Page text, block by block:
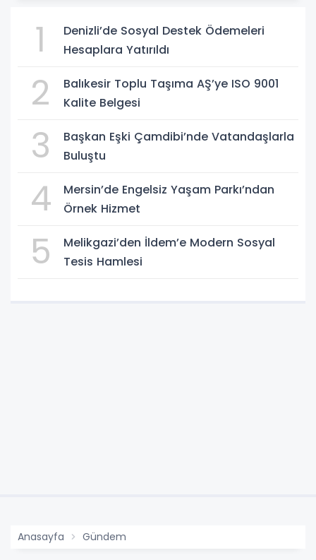
1
Denizli’de Sosyal Destek Ödemeleri
Hesaplara Yatırıldı
2
Balıkesir Toplu Taşıma AŞ’ye ISO 9001
Kalite Belgesi
3
Başkan Eşki Çamdibi’nde Vatandaşlarla
Buluştu
4
Mersin’de Engelsiz Yaşam Parkı’ndan
Örnek Hizmet
5
Melikgazi’den İldem’e Modern Sosyal
Tesis Hamlesi
Anasayfa Gündem